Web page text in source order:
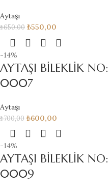
Aytaşı
₺650,00 ₺550,00
-14%
AYTAŞI BİLEKLİK NO:
0007
Aytaşı
₺700,00 ₺600,00
-14%
AYTAŞI BİLEKLİK NO:
0009